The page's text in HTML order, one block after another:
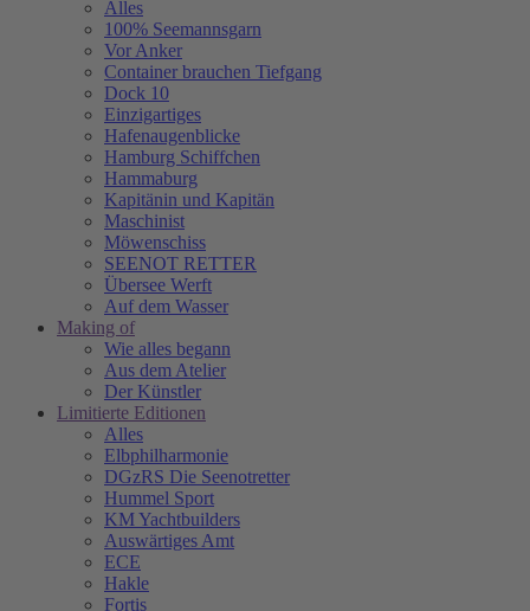
Alles
100% Seemannsgarn
Vor Anker
Container brauchen Tiefgang
Dock 10
Einzigartiges
Hafenaugen­blicke
Hamburg Schiffchen
Hammaburg
Kapitänin und Kapitän
Maschinist
Möwenschiss
SEENOT RETTER
Übersee Werft
Auf dem Wasser
Making of
Wie alles begann
Aus dem Atelier
Der Künstler
Limitierte Editionen
Alles
Elbphilharmonie
DGzRS Die Seenotretter
Hummel Sport
KM Yachtbuilders
Auswärtiges Amt
ECE
Hakle
Fortis